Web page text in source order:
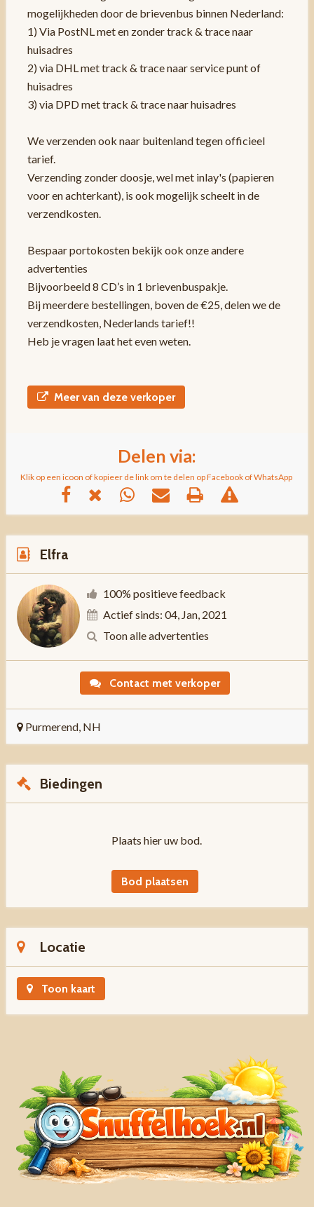
mogelijkheden door de brievenbus binnen Nederland:
1) Via PostNL met en zonder track & trace naar
huisadres
2) via DHL met track & trace naar service punt of
huisadres
3) via DPD met track & trace naar huisadres
We verzenden ook naar buitenland tegen officieel
tarief.
Verzending zonder doosje, wel met inlay's (papieren
voor en achterkant), is ook mogelijk scheelt in de
verzendkosten.
Bespaar portokosten bekijk ook onze andere
advertenties
Bijvoorbeeld 8 CD’s in 1 brievenbuspakje.
Bij meerdere bestellingen, boven de €25, delen we de
verzendkosten, Nederlands tarief!!
Heb je vragen laat het even weten.
Meer van deze verkoper
Delen via:
Klik op een icoon of kopieer de link om te delen op Facebook of WhatsApp
Elfra
100% positieve feedback
Actief sinds: 04, Jan, 2021
Toon alle advertenties
Contact met verkoper
Purmerend, NH
Biedingen
Plaats hier uw bod.
Bod plaatsen
Locatie
Toon kaart